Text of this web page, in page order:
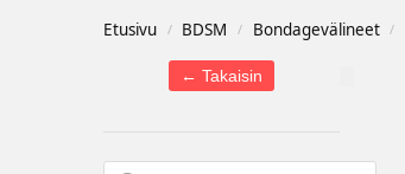
Etusivu / BDSM / Bondagevälineet /
← Takaisin